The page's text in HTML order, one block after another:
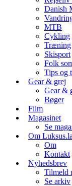
Danish
MTB
Cykling
Træning
Skisport
Folk
Tips og
Gear & grej
Gear &
Bøger
Film
Magasinet
Se
Om
Om
Kontakt
Nyhedsbrev
Tilmeld
Se arkiv